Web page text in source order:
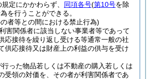
規定にかかわらず、 同項各号(第10号を除
を行うことができる。
者等との間における禁止行為)
害関係者に該当しない事業者等であって
応接待を繰り返し受ける等通常一般の社
供応接待又は財産上の利益の供与を受け
った物品若しくは不動産の購入若しくは
受領の対価を、その者が利害関係者であ